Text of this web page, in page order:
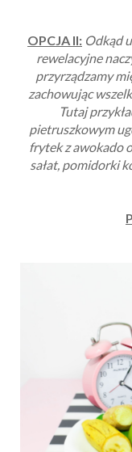
OPCJA II: Odkąd
rewelacyjne
przyrządzamy
zachowując
Tutaj
pietruszkowym
frytek z awokado
sałat, pomidorki